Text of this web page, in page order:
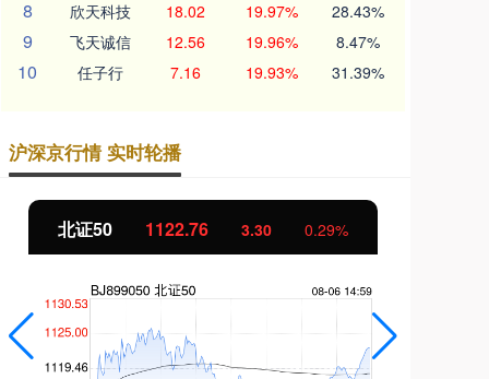
8 欣天科技 18.02 19.97% 28.43%
9 飞天诚信 12.56 19.96% 8.47%
10 任子行 7.16 19.93% 31.39%
沪深京行情 实时轮播
北证50 1122.76 3.30 0.29%